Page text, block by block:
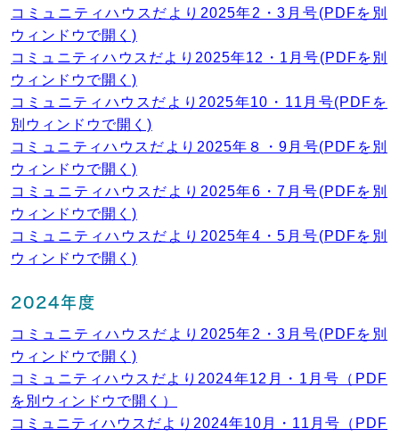
コミュニティハウスだより2025年2・3月号(PDFを別
ウィンドウで開く)
コミュニティハウスだより2025年12・1月号(PDFを別
ウィンドウで開く)
コミュニティハウスだより2025年10・11月号(PDFを
別ウィンドウで開く)
コミュニティハウスだより2025年８・9月号(PDFを別
ウィンドウで開く)
コミュニティハウスだより2025年6・7月号(PDFを別
ウィンドウで開く)
コミュニティハウスだより2025年4・5月号(PDFを別
ウィンドウで開く)
2024年度
コミュニティハウスだより2025年2・3月号(PDFを別
ウィンドウで開く)
コミュニティハウスだより2024年12月・1月号（PDF
を別ウィンドウで開く）
コミュニティハウスだより2024年10月・11月号（PDF